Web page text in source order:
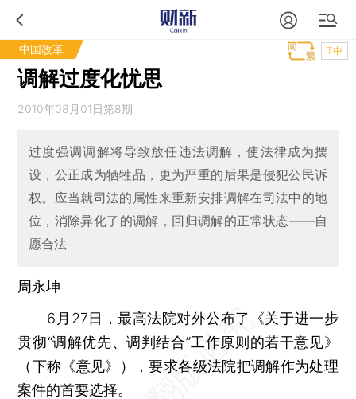
中国改革 T中
调解过度化忧思
2010年08月01日第8期
过度强调调解将导致放任违法调解，使法律成为摆
设，公正成为牺牲品，更为严重的后果是侵犯公民诉
权。应当就司法的属性来重新安排调解在司法中的地
位，消除异化了的调解，回归调解的正常状态——自
愿合法
周永坤
6月27日，最高法院对外公布了《关于进一步
贯彻“调解优先、调判结合”工作原则的若干意见》
（下称《意见》），要求各级法院把调解作为处理
案件的首要选择。